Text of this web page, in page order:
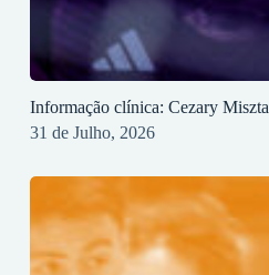
Informação clínica: Cezary Miszta
31 de Julho, 2026